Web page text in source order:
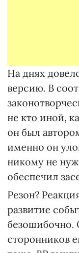
На днях
версию. В
не кто иной,
он был
именно он
никому не
обеспечил
Резон?
развитие
безошибочно.
сторонников